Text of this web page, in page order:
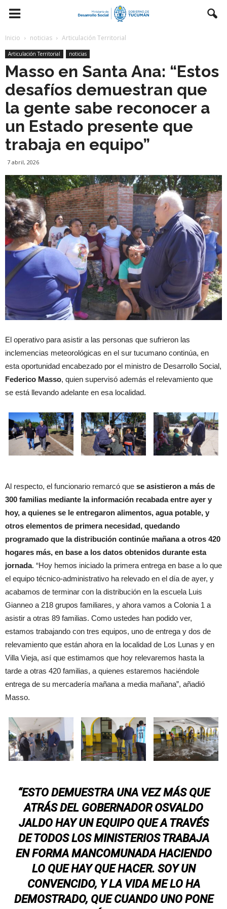
Inicio noticias Articulación Territorial
Articulación Territorial noticias
Masso en Santa Ana: “Estos
desafíos demuestran que
la gente sabe reconocer a
un Estado presente que
trabaja en equipo”
7 abril, 2026
El operativo para asistir a las personas que sufrieron las
inclemencias meteorológicas en el sur tucumano continúa, en
esta oportunidad encabezado por el ministro de Desarrollo Social,
Federico Masso, quien supervisó además el relevamiento que
se está llevando adelante en esa localidad.
Al respecto, el funcionario remarcó que se asistieron a más de
300 familias mediante la información recabada entre ayer y
hoy, a quienes se le entregaron alimentos, agua potable, y
otros elementos de primera necesidad, quedando
programado que la distribución continúe mañana a otros 420
hogares más, en base a los datos obtenidos durante esta
jornada. “Hoy hemos iniciado la primera entrega en base a lo que
el equipo técnico-administrativo ha relevado en el día de ayer, y
acabamos de terminar con la distribución en la escuela Luis
Gianneo a 218 grupos familiares, y ahora vamos a Colonia 1 a
asistir a otras 89 familias. Como ustedes han podido ver,
estamos trabajando con tres equipos, uno de entrega y dos de
relevamiento que están ahora en la localidad de Los Lunas y en
Villa Vieja, así que estimamos que hoy relevaremos hasta la
tarde a otras 420 familias, a quienes estaremos haciéndole
entrega de su mercadería mañana a media mañana”, añadió
Masso.
“ESTO DEMUESTRA UNA VEZ MÁS QUE
ATRÁS DEL GOBERNADOR OSVALDO
JALDO HAY UN EQUIPO QUE A TRAVÉS
DE TODOS LOS MINISTERIOS TRABAJA
EN FORMA MANCOMUNADA HACIENDO
LO QUE HAY QUE HACER. SOY UN
CONVENCIDO, Y LA VIDA ME LO HA
DEMOSTRADO, QUE CUANDO UNO PONE